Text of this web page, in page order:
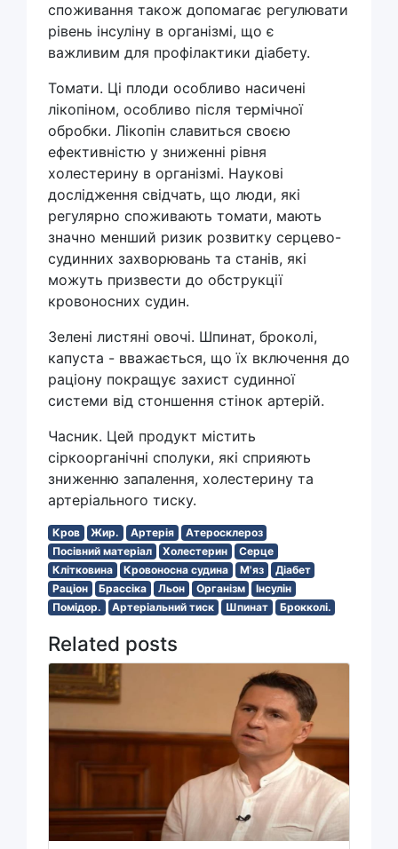
споживання також допомагає регулювати
рівень інсуліну в організмі, що є
важливим для профілактики діабету.
Томати. Ці плоди особливо насичені
лікопіном, особливо після термічної
обробки. Лікопін славиться своєю
ефективністю у зниженні рівня
холестерину в організмі. Наукові
дослідження свідчать, що люди, які
регулярно споживають томати, мають
значно менший ризик розвитку серцево-
судинних захворювань та станів, які
можуть призвести до обструкції
кровоносних судин.
Зелені листяні овочі. Шпинат, броколі,
капуста - вважається, що їх включення до
раціону покращує захист судинної
системи від стоншення стінок артерій.
Часник. Цей продукт містить
сіркоорганічні сполуки, які сприяють
зниженню запалення, холестерину та
артеріального тиску.
Кров Жир. Артерія
Атеросклероз
Посівний матеріал
Холестерин
Серце
Клітковина
Кровоносна судина М'яз
Діабет
Раціон
Брассіка Льон Організм
Інсулін
Помідор.
Артеріальний тиск Шпинат Брокколі.
Related posts